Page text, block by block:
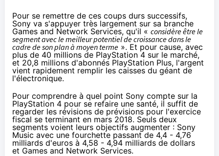
Pour se remettre de ces coups durs successifs,
Sony va s'appuyer très largement sur sa branche
Games and Network Services, qu'il « considère être le
segment avec le meilleur potentiel de croissance dans le
cadre de son plan à moyen terme ». Et pour cause, avec
plus de 40 millions de PlayStation 4 sur le marché,
et 20,8 millions d'abonnés PlayStation Plus, l'argent
vient rapidement remplir les caisses du géant de
l'électronique.
Pour comprendre à quel point Sony compte sur la
PlayStation 4 pour se refaire une santé, il suffit de
regarder les révisions de prévisions pour l'exercice
fiscal se terminant en mars 2018. Seuls deux
segments voient leurs objectifs augmenter : Sony
Music avec une fourchette passant de 4,4 - 4,76
milliards d'euros à 4,58 - 4,94 milliards de dollars
et Games and Network Services.